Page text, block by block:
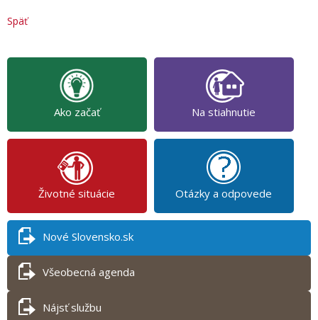
Späť
Ako začať Na stiahnutie
Životné situácie Otázky a odpovede
Nové Slovensko.sk
Všeobecná agenda
Nájsť službu